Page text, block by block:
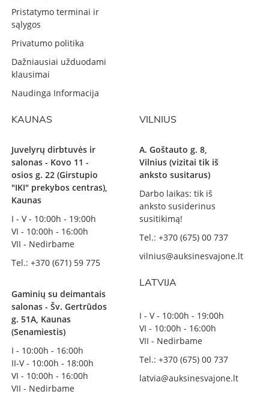
Pristatymo terminai ir
sąlygos
Privatumo politika
Dažniausiai užduodami
klausimai
Naudinga Informacija
KAUNAS
Juvelyrų dirbtuvės ir
salonas - Kovo 11 -
osios g. 22 (Girstupio
"IKI" prekybos centras),
Kaunas
I - V - 10:00h - 19:00h
VI - 10:00h - 16:00h
VII - Nedirbame
Tel.: +370 (671) 59 775
Gaminių su deimantais
salonas - Šv. Gertrūdos
g. 51A, Kaunas
(Senamiestis)
I - 10:00h - 16:00h
II-V - 10:00h - 18:00h
VI - 10:00h - 16:00h
VII - Nedirbame
VILNIUS
A. Goštauto g. 8,
Vilnius (vizitai tik iš
anksto susitarus)
Darbo laikas: tik iš
anksto susiderinus
susitikimą!
Tel.: +370 (675) 00 737
vilnius@auksinesvajone.lt
LATVIJA
I - V - 10:00h - 19:00h
VI - 10:00h - 16:00h
VII - Nedirbame
Tel.: +370 (675) 00 737
latvia@auksinesvajone.lt